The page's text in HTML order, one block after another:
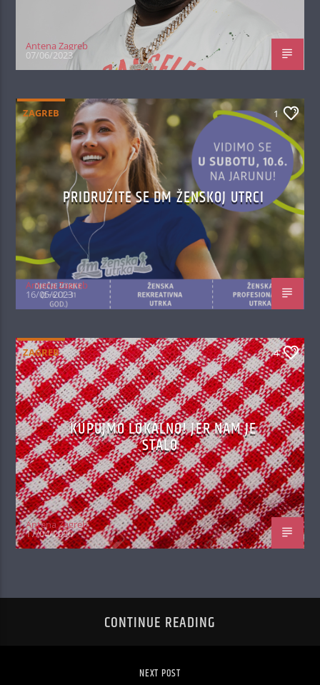
Antena Zagreb
07/06/2023
ZAGREB 1
PRIDRUŽITE SE DM ŽENSKOJ UTRCI
Antena Zagreb
16/05/2023
ZAGREB 4
KUPUJMO LOKALNO! JER NAM JE
STALO
Antena Zagreb
17/04/2020
CONTINUE READING
NEXT POST